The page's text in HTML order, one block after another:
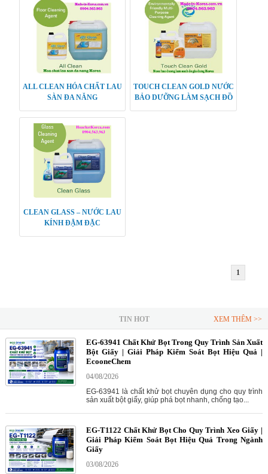
ALL CLEAN HÓA CHẤT LAU
SÀN ĐA NĂNG
TOUCH CLEAN GOLD NƯỚC
BẢO DƯỠNG LÀM SẠCH ĐỒ
CLEAN GLASS – NƯỚC LAU
KÍNH ĐẬM ĐẶC
1
TIN HOT XEM THÊM >>
EG-63941 Chất Khử Bọt Trong Quy Trình Sản Xuất
Bột Giấy | Giải Pháp Kiểm Soát Bọt Hiệu Quả |
EcooneChem
04/08/2026
EG-63941 là chất khử bọt chuyên dụng cho quy trình
sản xuất bột giấy, giúp phá bọt nhanh, chống tạo...
EG-T1122 Chất Khử Bọt Cho Quy Trình Xeo Giấy |
Giải Pháp Kiểm Soát Bọt Hiệu Quả Trong Ngành
Giấy
03/08/2026